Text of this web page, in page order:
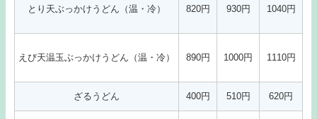
とり天ぶっかけうどん（温・冷） 820円 930円 1040円
えび天温玉ぶっかけうどん（温・冷） 890円 1000円 1110円
ざるうどん 400円 510円 620円